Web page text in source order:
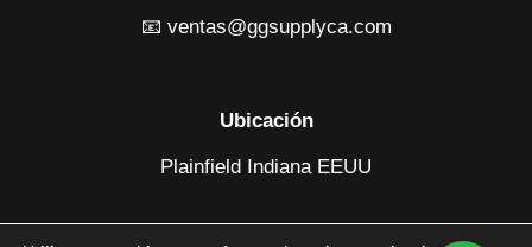
📧 ventas@ggsupplyca.com
Ubicación
Plainfield Indiana EEUU